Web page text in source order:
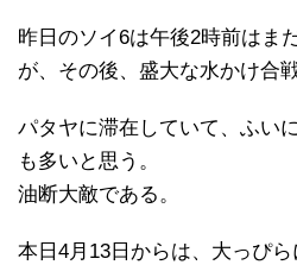
昨日のソイ6は午後2時前はま
が、その後、盛大な水かけ合
パタヤに滞在していて、ふい
も多いと思う。
油断大敵である。
本日4月13日からは、大っぴら